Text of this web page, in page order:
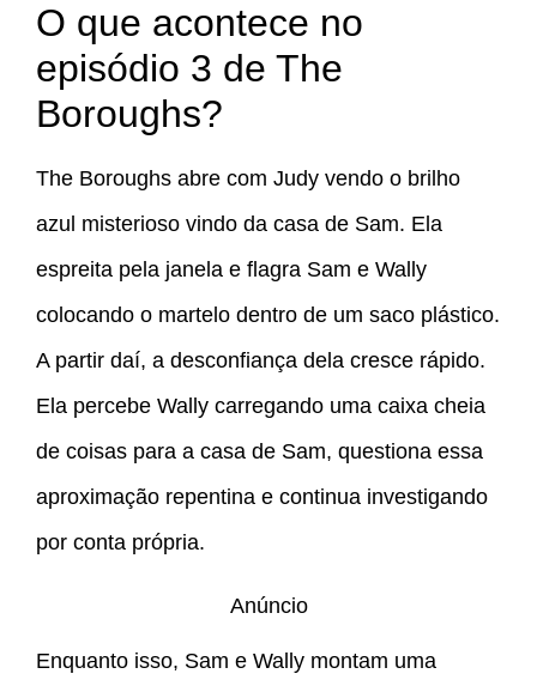
O que acontece no
episódio 3 de The
Boroughs?
The Boroughs abre com Judy vendo o brilho
azul misterioso vindo da casa de Sam. Ela
espreita pela janela e flagra Sam e Wally
colocando o martelo dentro de um saco plástico.
A partir daí, a desconfiança dela cresce rápido.
Ela percebe Wally carregando uma caixa cheia
de coisas para a casa de Sam, questiona essa
aproximação repentina e continua investigando
por conta própria.
Anúncio
Enquanto isso, Sam e Wally montam uma